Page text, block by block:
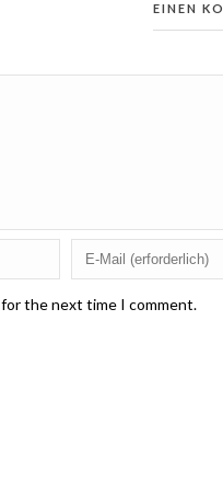
EINEN
for the next time I comment.